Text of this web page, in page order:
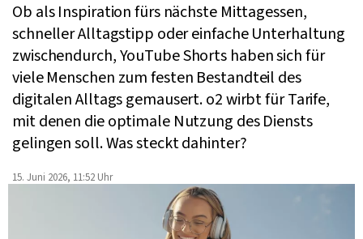
Ob als Inspiration fürs nächste Mittagessen,
schneller Alltagstipp oder einfache Unterhaltung
zwischendurch, YouTube Shorts haben sich für
viele Menschen zum festen Bestandteil des
digitalen Alltags gemausert. o2 wirbt für Tarife,
mit denen die optimale Nutzung des Diensts
gelingen soll. Was steckt dahinter?
15. Juni 2026, 11:52 Uhr